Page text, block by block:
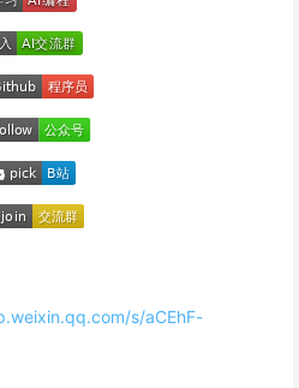
s/aCEhF-